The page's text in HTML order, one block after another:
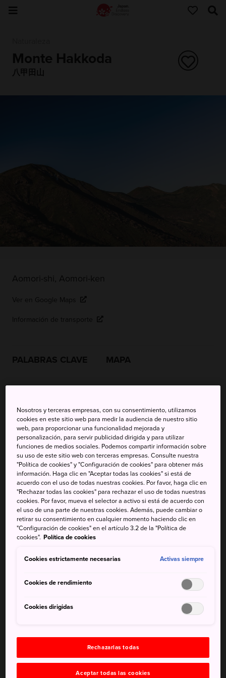
Monte Hakkoda
八甲田山
Aomori-shi, Aomori-ken
Ver en Google Maps
Información de transporte
PALABRAS CLAVE MAPA
nieve en invierno y haz
senderismo por los bosques
vírgenes en los meses más
cálidos
Las erupciones volcánicas crearon el paraíso natural
alrededor del monte Hakkoda. Aquí hay bosques alpinos
vírgenes, ciénagas, pantanos y monstruos de nieve.
No te pierdas
Hacer senderismo por las rutas después de subir
Ver los «monstruos de nieve» en invierno
Nosotros y terceras empresas, con su consentimiento, utilizamos
cookies en este sitio web para medir la audiencia de nuestro sitio
web, para proporcionar una funcionalidad mejorada y
personalización, para servir publicidad dirigida y para utilizar
funciones de medios sociales. Podemos compartir información sobre
su uso de este sitio web con terceras empresas. Consulte nuestra
"Política de cookies" y "Configuración de cookies" para obtener más
información. Haga clic en "Aceptar todas las cookies" si está de
acuerdo con el uso de todas nuestras cookies. Por favor, haga clic en
"Rechazar todas las cookies" para rechazar el uso de todas nuestras
cookies. Por favor, mueva el selector a activo si está de acuerdo con
el uso de una parte de nuestras cookies. Además, puede cambiar o
retirar su consentimiento en cualquier momento haciendo clic en
"Configuración de cookies" en el artículo 3.2 de la "Política de
cookies". Política de cookies
Cookies estrictamente necesarias Activas siempre
Cookies de rendimiento
Cookies dirigidas
Rechazarlas todas
Aceptar todas las cookies